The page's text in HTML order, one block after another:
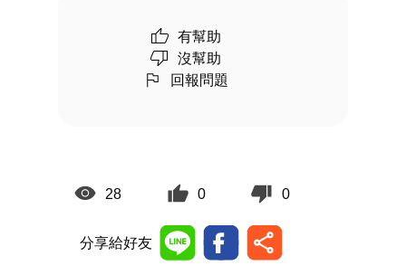
有幫助
沒幫助
回報問題
28 0 0
分享給好友